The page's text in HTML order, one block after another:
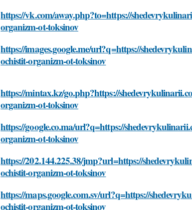
https://vk.com/away.php?to=https://
organizm-ot-toksinov
https://images.google.me/url?q=https://
ochistit-organizm-ot-toksinov
https://mintax.kz/go.php?https://
organizm-ot-toksinov
https://google.co.ma/url?q=https://
organizm-ot-toksinov
https://202.144.225.38/jmp?url=https://
ochistit-organizm-ot-toksinov
https://maps.google.com.sv/url?q=https://
ochistit-organizm-ot-toksinov